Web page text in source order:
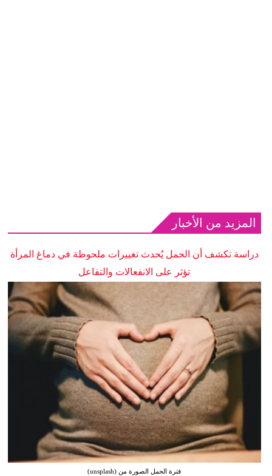
المزيد من الأخبار
دراسة تكشف أن الحمل يُحدث تغييرات ملحوظة في دماغ المرأة
تؤثر على الانفعالات والتفاعل
فترة الحمل الصورة من (unsplash)